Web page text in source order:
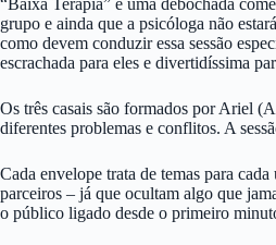
“Baixa Terapia” é uma debochada
grupo e ainda que a psicóloga não
como devem conduzir essa sessão
escrachada para eles e divertidíssima
Os três casais são formados por Ariel
diferentes problemas e conflitos. A
Cada envelope trata de temas para
parceiros – já que ocultam algo que
o público ligado desde o primeiro